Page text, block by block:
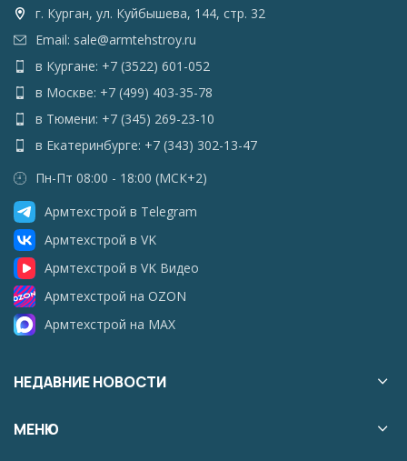
г. Курган, ул. Куйбышева, 144, стр. 32
Email: sale@armtehstroy.ru
в Кургане: +7 (3522) 601-052
в Москве: +7 (499) 403-35-78
в Тюмени: +7 (345) 269-23-10
в Екатеринбурге: +7 (343) 302-13-47
Пн-Пт 08:00 - 18:00 (МСК+2)
Армтехстрой в Telegram
Армтехстрой в VK
Армтехстрой в VK Видео
Армтехстрой на OZON
Армтехстрой на MAX
НЕДАВНИЕ НОВОСТИ
МЕНЮ